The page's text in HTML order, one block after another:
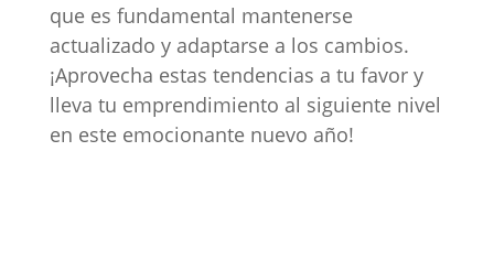
que es fundamental mantenerse
actualizado y adaptarse a los cambios.
¡Aprovecha estas tendencias a tu favor y
lleva tu emprendimiento al siguiente nivel
en este emocionante nuevo año!